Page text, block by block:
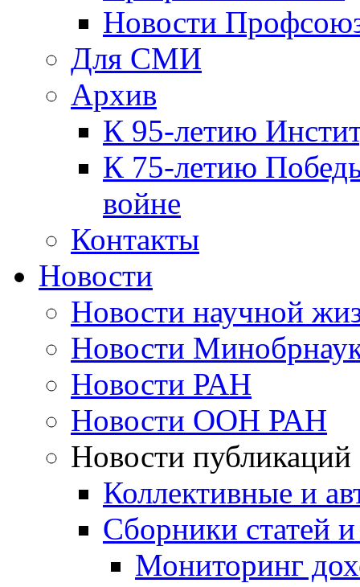
Новости
Для СМИ
Архив
К 95-летию
К 75-летию
войне
Контакты
Новости
Новости научной
Новости
Новости РАН
Новости ООН РАН
Новости публикаций
Коллективные и
Сборники статей
Мониторинг